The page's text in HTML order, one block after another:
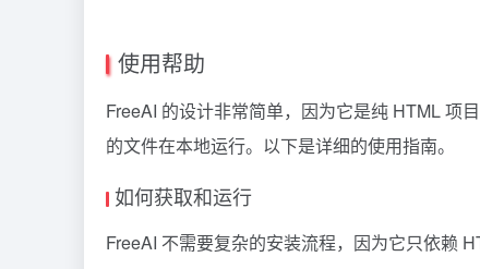
使用帮助
FreeAI 的设计非常简单，因为它是纯 HTML 项
的文件在本地运行。以下是详细的使用指南。
如何获取和运行
FreeAI 不需要复杂的安装流程，因为它只依赖